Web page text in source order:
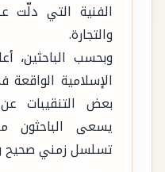
الفنية التي دلّت
والتجارة.
وبحسب الباحثين،
الإسلامية
بعض التنقيبات
يسعى الباحثون
تسلسل زمني صحيح